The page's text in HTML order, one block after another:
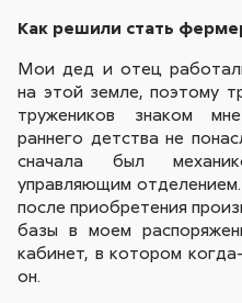
Как решили стать
Мои дед и отец
на этой земле, поэтому
тружеников знаком
раннего детства не
сначала был
управляющим
после приобретения
базы в моем
кабинет, в котором
он.